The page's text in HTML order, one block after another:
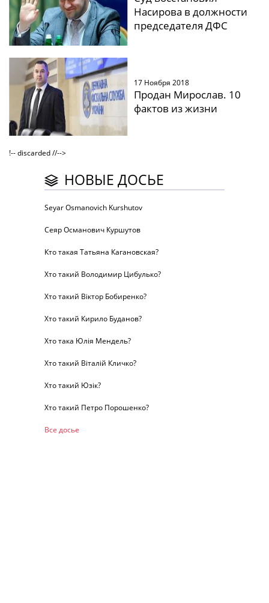
Насирова в должности
председателя ДФС
17 Ноября 2018
Продан Мирослав. 10
фактов из жизни
!-- discarded //-->
НОВЫЕ ДОСЬЕ
Seyar Osmanovich Kurshutov
Сеяр Османович Куршутов
Кто такая Татьяна Кагановская?
Хто такий Володимир Цибулько?
Хто такий Віктор Бобиренко?
Хто такий Кирило Буданов?
Хто така Юлія Мендель?
Хто такий Віталій Кличко?
Хто такий Юзік?
Хто такий Петро Порошенко?
Все досье